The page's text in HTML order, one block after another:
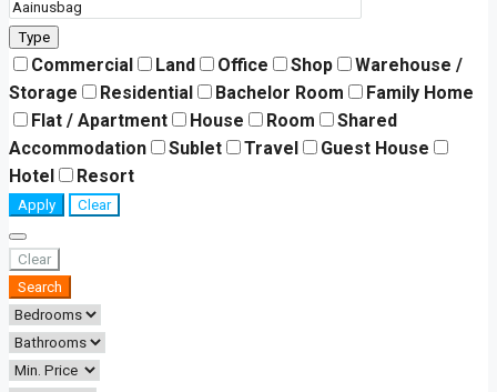
Type
Commercial Land Office Shop
Warehouse /
Storage
Residential Bachelor Room
Family Home
Flat / Apartment
House Room
Shared
Accommodation
Sublet Travel
Guest House
Hotel
Resort
Apply Clear
Clear
Search